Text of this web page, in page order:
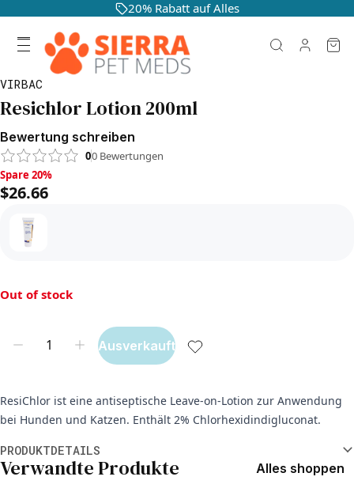
20% Rabatt auf Alles
VIRBAC
Resichlor Lotion 200ml
Bewertung schreiben
00 Bewertungen
Spare 20%, $26.66
Spare 20%
$26.66
Out of stock
Ausverkauft
ResiChlor ist eine antiseptische Leave-on-Lotion zur Anwendung
bei Hunden und Katzen. Enthält 2% Chlorhexidindigluconat.
PRODUKTDETAILS
Verwandte Produkte Alles shoppen